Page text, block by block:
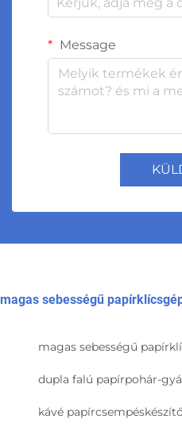
Message
magas sebességű
magas sebességű
dupla falú papírpohár-
kávé